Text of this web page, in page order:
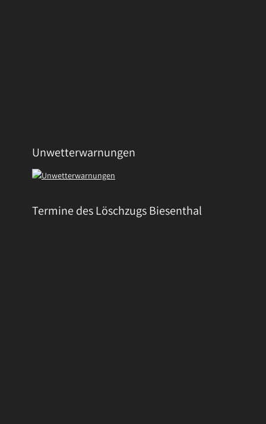
Unwetterwarnungen
Termine des Löschzugs Biesenthal